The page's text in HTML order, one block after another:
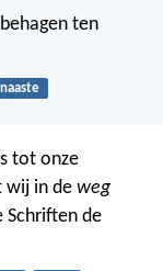
ten
naaste
tot onze
wij in de weg
Schriften de